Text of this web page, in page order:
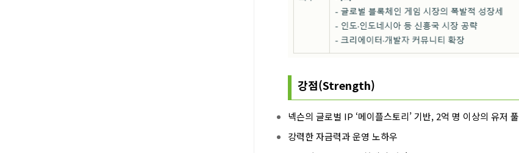
강점(Strength)
넥슨의 글로벌 IP ‘메이플스토리’ 기반, 2억 명 이상의 유저 풀
강력한 자금력과 운영 노하우